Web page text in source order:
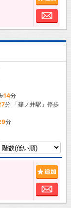
お
14分
分 「篠ノ井駅」停歩
分
お